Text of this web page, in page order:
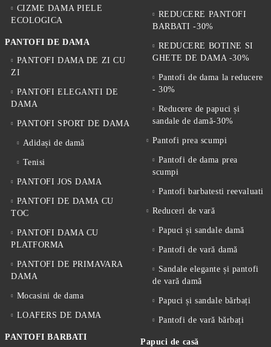
CIZME DAMA PIELE
ECOLOGICA
PANTOFI DE DAMA
PANTOFI DAMA DE ZI CU
ZI
PANTOFI ELEGANTI DE
DAMA
PANTOFI SPORT DE DAMA
Adidași de damă
Tenisi
PANTOFI JOS DAMA
PANTOFI DE DAMA CU
TOC
PANTOFI DAMA CU
PLATFORMA
PANTOFI DE PRIMAVARA
DAMA
Mocasini de dama
LOAFERS DE DAMA
PANTOFI BARBATI
REDUCERE PANTOFI
BARBATI -30%
REDUCERE BOTINE SI
GHETE DE DAMA -30%
Pantofi de dama la reducere
- 30%
Reducere de papuci și
sandale de damă-30%
Pantofi prea scumpi
Pantofi de dama prea
scumpi
Pantofi barbatesti reevaluati
Reduceri de vară
Papuci și sandale damă
Pantofi de vară damă
Sandale elegante și pantofi
de vară damă
Papuci și sandale bărbați
Pantofi de vară bărbați
Papuci de casă